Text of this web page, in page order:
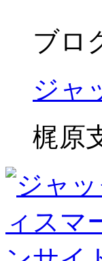
ブロ
ジャ
梶原